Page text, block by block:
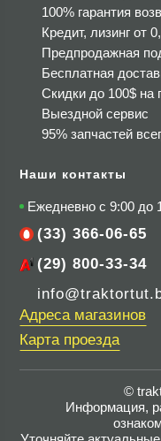
100% гарантия
Кредит, лизинг от
Предпродажная
Бесплатная
Скидки до 100$ на
Выездной сервис
95% запчастей
Наши контакты
Ежедневно с 9:00 до
(33) 366-06-65
(29) 800-33-34
Адреса магазинов
Карта проезда
©
Информация,